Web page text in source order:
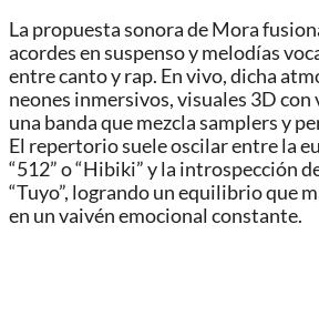
La propuesta sonora de Mora
acordes en suspenso y melodías
entre canto y rap. En vivo, dicha
neones inmersivos, visuales 3D
una banda que mezcla samplers y
El repertorio suele oscilar entre la
“512” o “Hibiki” y la introspección
“Tuyo”, logrando un equilibrio que
en un vaivén emocional constante.